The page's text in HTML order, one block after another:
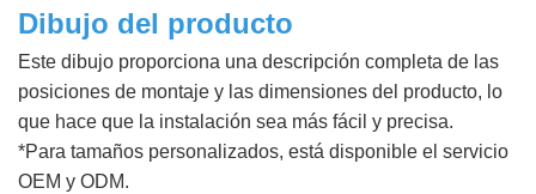
Dibujo del producto
Este dibujo proporciona una descripción completa de las
posiciones de montaje y las dimensiones del producto, lo
que hace que la instalación sea más fácil y precisa.
*Para tamaños personalizados, está disponible el servicio
OEM y ODM.